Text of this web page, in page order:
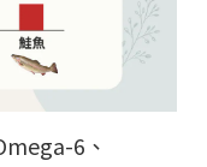
6、